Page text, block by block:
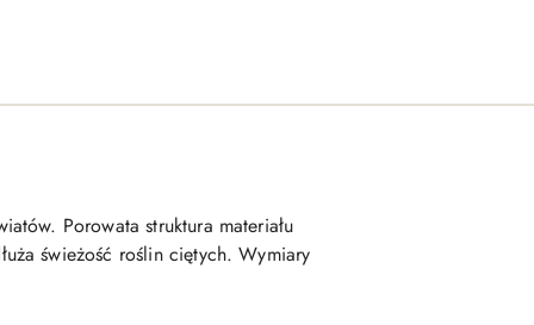
Porowata struktura materiału
świeżość roślin ciętych. Wymiary